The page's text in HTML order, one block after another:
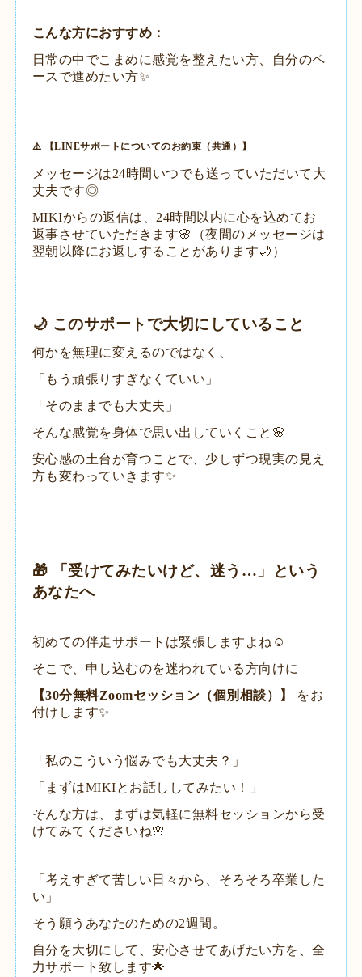
​こんな方におすすめ：
日常の中でこまめに感覚を整えたい方、自分のペ
ースで進めたい方✨
​⚠️ 【LINEサポートについてのお約束（共通）】
​メッセージは24時間いつでも送っていただいて大
丈夫です◎
​MIKIからの返信は、24時間以内に心を込めてお
返事させていただきます🌸（夜間のメッセージは
翌朝以降にお返しすることがあります🌙）
​🌙 このサポートで大切にしていること
​何かを無理に変えるのではなく、
「もう頑張りすぎなくていい」
​「そのままでも大丈夫」
​そんな感覚を身体で思い出していくこと🌸
​安心感の土台が育つことで、少しずつ現実の見え
方も変わっていきます✨
​🎁 「受けてみたいけど、迷う…」という
あなたへ
​初めての伴走サポートは緊張しますよね☺️
そこで、申し込むのを迷われている方向けに
【30分無料Zoomセッション（個別相談）】
をお
付けします✨
​「私のこういう悩みでも大丈夫？」
「まずはMIKIとお話ししてみたい！」
​そんな方は、まずは気軽に無料セッションから受
けてみてくださいね🌸
​「考えすぎて苦しい日々から、そろそろ卒業した
い」
​そう願うあなたのための2週間。
自分を大切にして、安心させてあげたい方を、全
力サポート致します︎🌟